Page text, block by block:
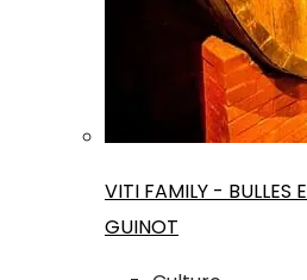
VITI FAMILY - BULLES
GUINOT